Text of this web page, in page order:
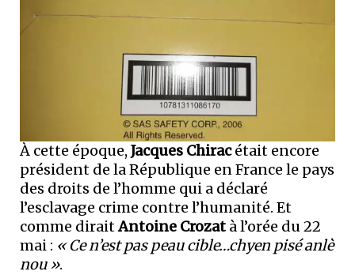
À cette époque, Jacques Chiracétait encore
président de la République en France le pays
des droits de l’homme qui a déclaré
l’esclavage crime contre l’humanité. Et
comme diraitAntoine Crozat à l’orée du 22
mai : « Ce n’est pas peau cible…chyen pisé anlè
nou ».